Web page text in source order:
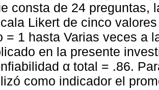
consta de 24 preguntas,
Likert de cinco
= 1 hasta Varias veces a
en la presente
α total = .86.
como indicador el